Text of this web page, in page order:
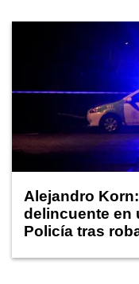
Alejandro
delincuente en
Policía tras